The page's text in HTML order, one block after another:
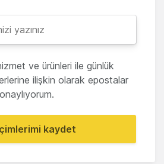
ve ürünleri ile günlük
ilişkin olarak epostalar
kaydet